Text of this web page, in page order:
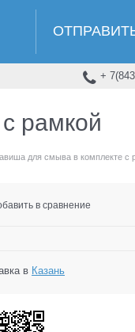
+
рамкой
для смыва в комплекте с
в сравнение
в Казань